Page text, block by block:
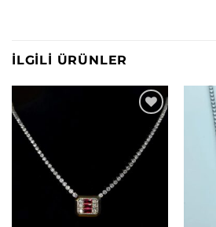
İLGILI ÜRÜNLER